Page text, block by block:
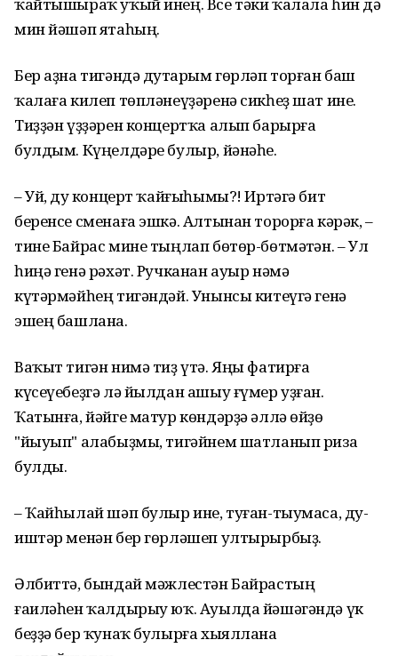
мин йәшәп ятаһың.
Бер аҙна тигәндә дуҫтарым гөрләп торған баш
ҡалаға килеп төпләнеүҙәренә сикһеҙ шат ине.
Тиҙҙән үҙҙәрен концертҡа алып барырға
булдым. Күңелдәре булыр, йәнәһе.
– Уй, дуҫ концерт ҡайғыһымы?! Иртәгә бит
беренсе сменаға эшкә. Алтынан торорға кәрәк, –
тине Байрас мине тыңлап бөтөр-бөтмәҫтән. – Ул
һиңә генә рәхәт. Ручканан ауыр нәмә
күтәрмәйһең тигәндәй. Унынсы китеүгә генә
эшең башлана.
Ваҡыт тигән нимә тиҙ үтә. Яңы фатирға
күсеүебеҙгә лә йылдан ашыу ғүмер уҙған.
Ҡатынға, йәйге матур көндәрҙә әллә өйҙө
"йыуып" алабыҙмы, тигәйнем шатланып риза
булды.
– Ҡайһылай шәп булыр ине, туған-тыумаса, дуҫ-
иштәр менән бер гөрләшеп ултырырбыҙ.
Әлбиттә, бындай мәжлестән Байрастың
ғаиләһен ҡалдырыу юҡ. Ауылда йәшәгәндә үк
беҙҙә бер ҡунаҡ булырға хыяллана